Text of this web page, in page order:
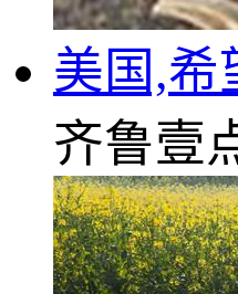
美国,希
齐鲁壹